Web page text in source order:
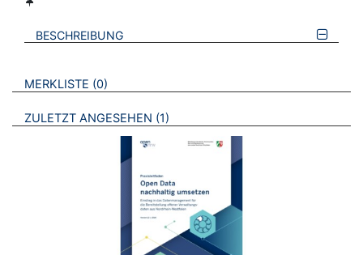
BESCHREIBUNG
VERWEISE AUF VERMERKTE- ODER ZULETZT ANGESEHENE
MERKLISTE 0 BROSCHÜREN
ZULETZT ANGESEHEN 1 BROSCHÜREN